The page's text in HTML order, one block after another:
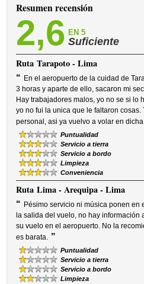
Resumen recensión
2,6 EN 5
Suficiente
RutaTarapoto - Lima
“ En el aeropuerto de la cuidad de
3 horas y aparte de ello, sacaron mi
Hay trabajadores malos, yo no se si lo
yo no fui la unica que le faltaron
personal, asi ya vuelvo a volar en
Puntualidad
Servicio a tierra
Servicio a bordo
Limpieza
Conveniencia
RutaLima - Arequipa - Lima
“ Pésimo servicio ni música ponen en
la salida del vuelo, no hay información
su vuelo en el aeropuerto. No la
es barata. ”
Puntualidad
Servicio a tierra
Servicio a bordo
Limpieza